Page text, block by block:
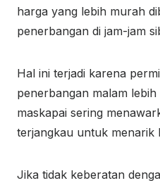
harga yang lebih murah
penerbangan di jam-jam
Hal ini terjadi karena
penerbangan malam
maskapai sering
terjangkau untuk menarik
Jika tidak keberatan